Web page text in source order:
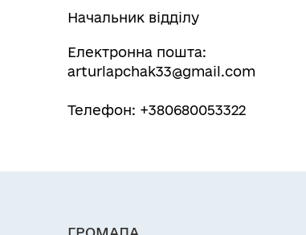
Начальник відділу
Електронна пошта:
arturlapchak33@gmail.com
Телефон: +380680053322